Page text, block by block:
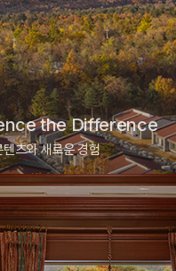
the Difference
츠와 새로운 경험